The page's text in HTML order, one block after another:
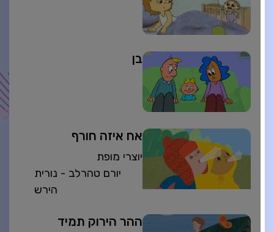
בן
אח איזה חורף
יוצרי מופת
יורם טהרלב - נורית
הירש
ההר הירוק תמיד